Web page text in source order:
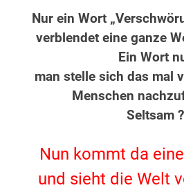
Nur ein Wort
verblendet eine ganze
Ein Wort
man stelle sich das mal
Menschen
Seltsam ?
Nun kommt da
und sieht die Welt